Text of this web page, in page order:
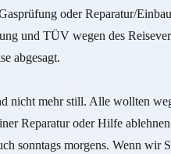
oder Reparatur/
und TÜV wegen des
abgesagt.
nicht mehr still. Alle wollten
Reparatur oder Hilfe
sonntags morgens. Wenn wir